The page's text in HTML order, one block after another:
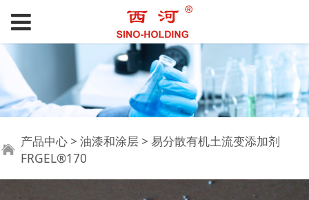
易分散有机土流变添加
剂FRGEL®170
产品中心 > 油漆和涂层 > 易分散有机土流变添加剂
FRGEL®170